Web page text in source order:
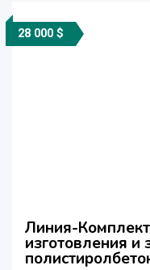
28 000 $
Линия-
изготовления и